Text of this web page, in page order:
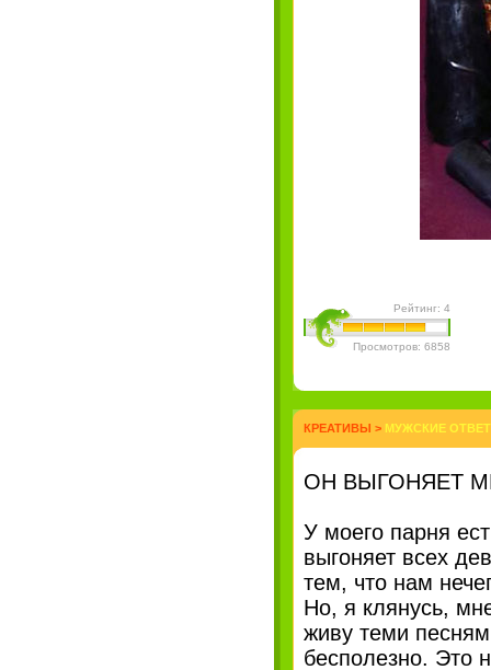
Рейтинг: 4
Просмотров: 6858
КРЕАТИВЫ > МУЖСКИЕ
ОН ВЫГОНЯЕТ
У моего парня
выгоняет всех
тем, что нам
Но, я клянусь,
живу теми
бесполезно. Это